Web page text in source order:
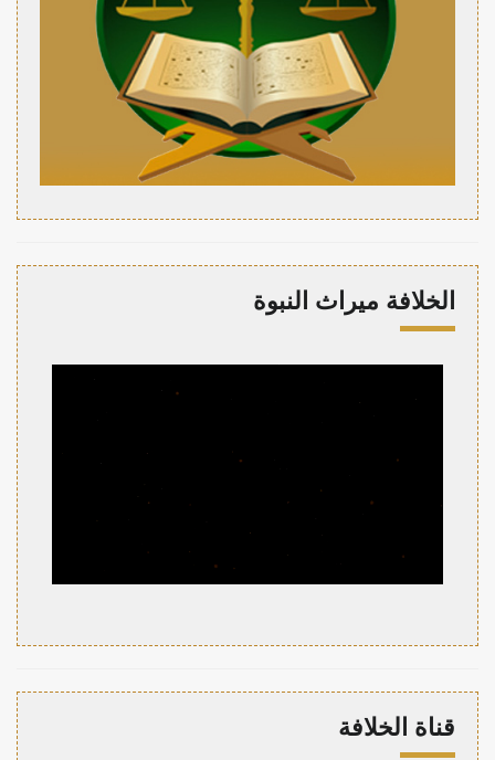
الخلافة ميراث النبوة
قناة الخلافة